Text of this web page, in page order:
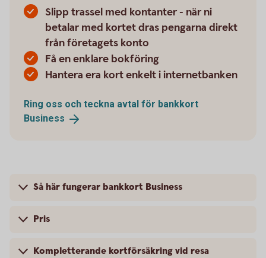
Slipp trassel med kontanter - när ni
betalar med kortet dras pengarna direkt
från företagets konto
Få en enklare bokföring
Hantera era kort enkelt i internetbanken
Ring oss och teckna avtal för bankkort
Business
Så här fungerar bankkort Business
Pris
Kompletterande kortförsäkring vid resa